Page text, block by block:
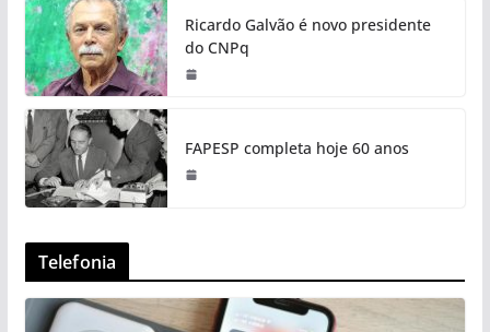
Ricardo Galvão é novo presidente
do CNPq
FAPESP completa hoje 60 anos
Telefonia